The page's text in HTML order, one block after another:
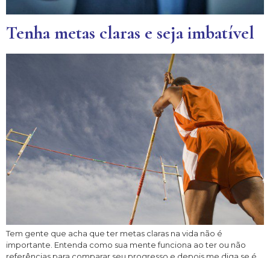
Tenha metas claras e seja imbatível
Tem gente que acha que ter metas claras na vida não é
importante. Entenda como sua mente funciona ao ter ou não